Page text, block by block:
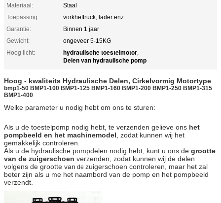
Materiaal:
Staal
Toepassing:
vorkheftruck, lader enz.
Garantie:
Binnen 1 jaar
Gewicht:
ongeveer 5-15KG
Hoog licht:
hydraulische toestelmotor,
Delen van hydraulische pomp
Hoog - kwaliteits Hydraulische Delen, Cirkelvormig Motortype
bmp1-50 BMP1-100 BMP1-125 BMP1-160 BMP1-200 BMP1-250 BMP1-315
BMP1-400
Welke parameter u nodig hebt om ons te sturen:
Als u de toestelpomp nodig hebt, te verzenden gelieve ons het
pompbeeld en het machinemodel , zodat kunnen wij het
gemakkelijk controleren.
Als u de hydraulische pompdelen nodig hebt, kunt u ons de grootte
van de zuigerschoen verzenden, zodat kunnen wij de delen
volgens de grootte van de zuigerschoen controleren, maar het zal
beter zijn als u me het naambord van de pomp en het pompbeeld
verzendt.